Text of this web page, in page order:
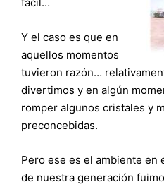
Y el caso es que en
aquellos momentos
tuvieron razón…
divertimos y en algún
romper algunos cristales y
preconcebidas.
Pero ese es el ambiente en
de nuestra generación